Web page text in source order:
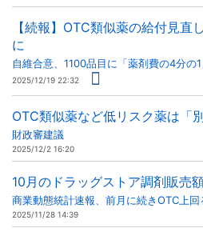
【続報】OTC類似薬の給付見直
に
自維合意、1100品目に「薬剤費の4分の
2025/12/19 22:32
OTC類似薬など低リスク薬は「
財政審建議
2025/12/2 16:20
10月のドラッグストア調剤販売
商業動態統計速報、前月に続きOTC上回
2025/11/28 14:39